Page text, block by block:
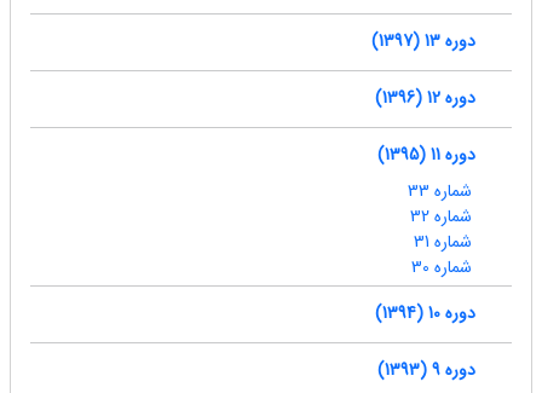
دوره 13 (1397)
دوره 12 (1396)
دوره 11 (1395)
شماره 33
شماره 32
شماره 31
شماره 30
دوره 10 (1394)
دوره 9 (1393)